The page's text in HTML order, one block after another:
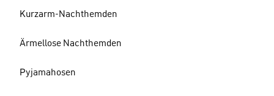
Kurzarm-Nachthemden
Ärmellose Nachthemden
Pyjamahosen